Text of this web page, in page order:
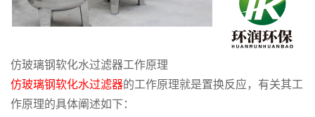
仿玻璃钢软化水过滤器工作原理
仿玻璃钢软化水过滤器的工作原理就是置换反应，有关其工
作原理的具体阐述如下：